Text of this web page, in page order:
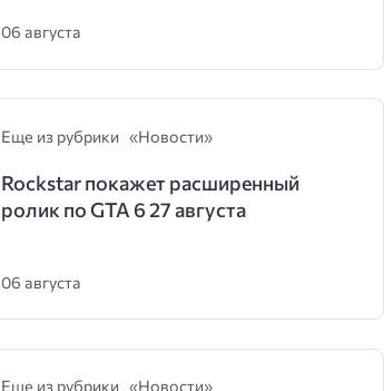
06 августа
Еще из рубрики «Новости»
Rockstar покажет расширенный
ролик по GTA 6 27 августа
06 августа
Еще из рубрики «Новости»